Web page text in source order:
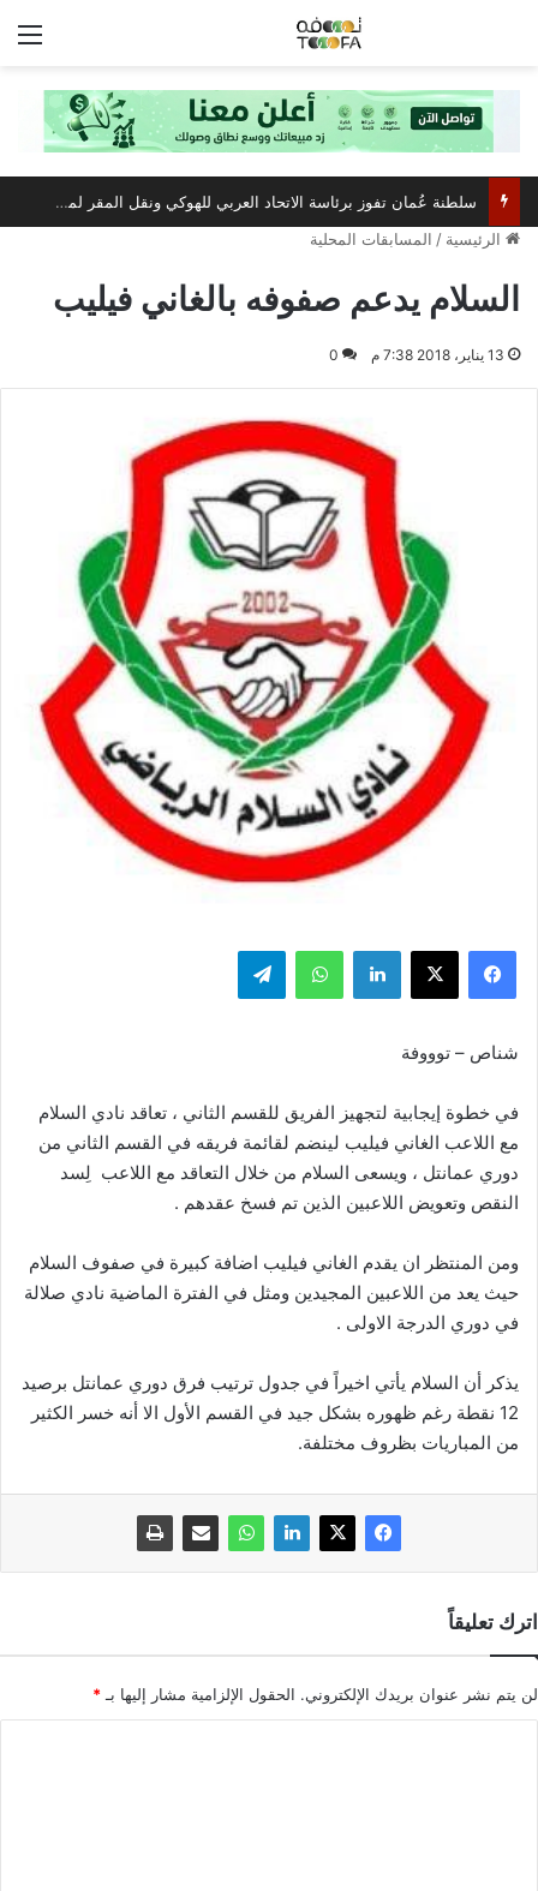
سلطنة عُمان تفوز برئاسة الاتحاد العربي للهوكي ونقل المقر لمسقط
الرئيسية / المسابقات المحلية
السلام يدعم صفوفه بالغاني فيليب
13 يناير، 2018 7:38 م 0
فيسبوك ‫X لينكدإن واتساب تيلقرام
شناص – توووفة
في خطوة إيجابية لتجهيز الفريق للقسم الثاني ، تعاقد نادي السلام
مع اللاعب الغاني فيليب لينضم لقائمة فريقه في القسم الثاني من
دوري عمانتل ، ويسعى السلام من خلال التعاقد مع اللاعب لِسد
النقص وتعويض اللاعبين الذين تم فسخ عقدهم .
ومن المنتظر ان يقدم الغاني فيليب اضافة كبيرة في صفوف السلام
حيث يعد من اللاعبين المجيدين ومثل في الفترة الماضية نادي صلالة
في دوري الدرجة الاولى .
يذكر أن السلام يأتي اخيراً في جدول ترتيب فرق دوري عمانتل برصيد
12 نقطة رغم ظهوره بشكل جيد في القسم الأول الا أنه خسر الكثير
من المباريات بظروف مختلفة.
اترك تعليقاً
لن يتم نشر عنوان بريدك الإلكتروني. الحقول الإلزامية مشار إليها بـ *